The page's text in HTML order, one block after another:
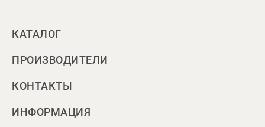
КАТАЛОГ
ПРОИЗВОДИТЕЛИ
КОНТАКТЫ
ИНФОРМАЦИЯ